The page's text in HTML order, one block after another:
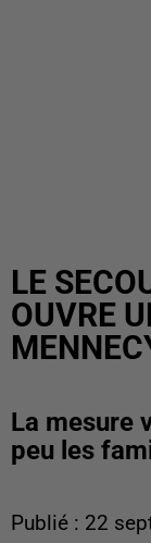
LE
OUVRE
La mesure
peu les
Publié : 22